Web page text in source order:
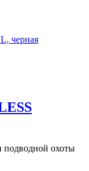
подводной охоты